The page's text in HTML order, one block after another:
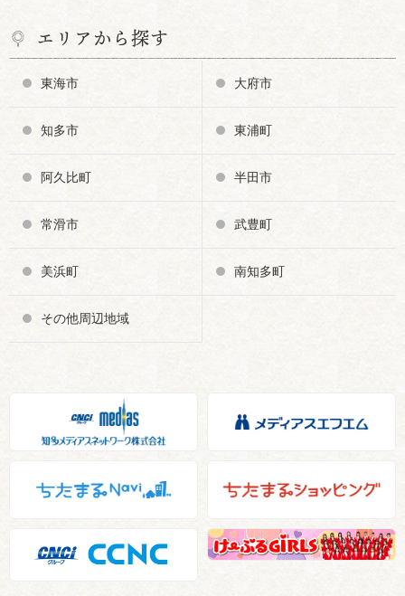
エリアから探す
東海市 大府市
知多市 東浦町
阿久比町 半田市
常滑市 武豊町
美浜町 南知多町
その他周辺地域